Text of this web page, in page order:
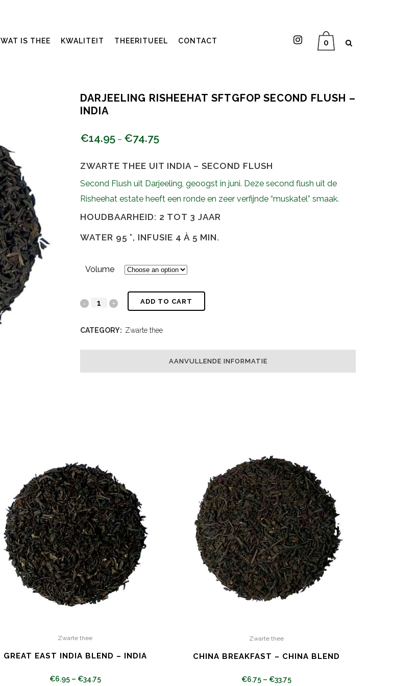
0
WAT IS THEE KWALITEIT THEERITUEEL CONTACT
DARJEELING RISHEEHAT SFTGFOP SECOND FLUSH –
INDIA
€14.95 – €74.75
ZWARTE THEE UIT INDIA – SECOND FLUSH
Second Flush uit Darjeeling, geoogst in juni. Deze second flush uit de
Risheehat estate heeft een ronde en zeer verfijnde “muskatel” smaak.
HOUDBAARHEID: 2 TOT 3 JAAR
WATER 95 °, INFUSIE 4 À 5 MIN.
Volume
ADD TO CART
CATEGORY: Zwarte thee
AANVULLENDE INFORMATIE
Zwarte thee
GREAT EAST INDIA BLEND – INDIA
€6.95– €34.75
Zwarte thee
CHINA BREAKFAST – CHINA BLEND
€6.75 – €33.75